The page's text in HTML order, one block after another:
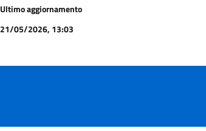
Ultimo aggiornamento
21/05/2026, 13:03